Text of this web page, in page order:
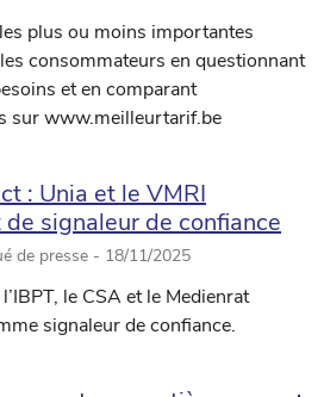
plus ou moins importantes
consommateurs en questionnant
et en comparant
sur www.meilleurtarif.be
: Unia et le VMRI
signaleur de confiance
de presse - 18/11/2025
le CSA et le Medienrat
signaleur de confiance.